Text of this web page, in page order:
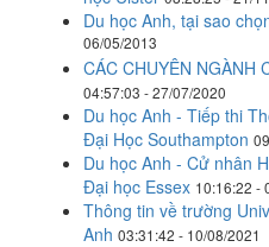
Du học Anh, tại sao
06/05/2013
CÁC CHUYÊN NGÀNH
04:57:03 - 27/07/2020
Du học Anh - Tiếp thi
Đại Học Southampton
Du học Anh - Cử nhân
Đại học Essex 10:16:22 -
Thông tin về trường
Anh 03:31:42 - 10/08/2021